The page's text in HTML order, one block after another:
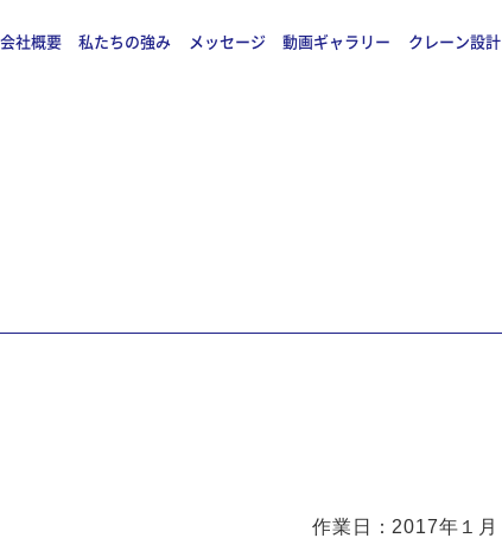
会社概要 私たちの強み メッセージ 動画ギャラリー クレーン設計
作業日：2017年１月